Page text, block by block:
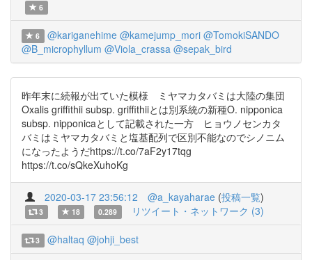
6
6 @kariganehime @kamejump_mori @TomokiSANDO
@B_microphyllum @Viola_crassa @sepak_bird
昨年末に続報が出ていた模様 ミヤマカタバミは大陸の集団
Oxalis griffithii subsp. griffithiiとは別系統の新種O. nipponica
subsp. nipponicaとして記載された一方 ヒョウノセンカタ
バミはミヤマカタバミと塩基配列で区別不能なのでシノニム
になったようだhttps://t.co/7aF2y17tqg
https://t.co/sQkeXuhoKg
2020-03-17 23:56:12 @a_kayaharae (投稿一覧)
3 18 0.289 リツイート・ネットワーク (3)
3 @haltaq @johji_best